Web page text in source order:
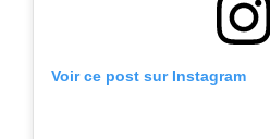
Voir ce post sur Instagram